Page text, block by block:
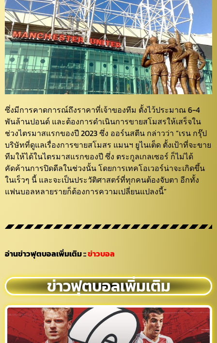
ซึ่งมีการคาดการณ์ถึงราคาที่เจ้าของทีม ตั้งไว้ประมาณ 6-4
พันล้านปอนด์ และต้องการดำเนินการขายสโมสรให้เสร็จใน
ช่วงไตรมาสแรกของปี 2023 ซึ่ง ออร์นสตีน กล่าวว่า “เรน กรุ๊ป
บริษัทที่ดูแลเรื่องการขายสโมสร แมนฯ ยูไนเต็ด ตั้งเป้าที่จะขาย
ทีมให้ได้ในไตรมาสแรกของปี ซึ่ง ตระกูลเกลเซอร์ ก็ไม่ได้
คัดค้านการปิดดีลในช่วงนั้น โดยการเทคโอเวอร์น่าจะเกิดขึ้น
ในเร็วๆ นี้ และจะเป็นประวัติศาสตร์ที่ทุกคนต้องจับตา อีกทั้ง
แฟนบอลหลายรายก็ต้องการความเปลี่ยนแปลงนี้”
อ่านข่าวฟุตบอลเพิ่มเติม::ข่าวบอล
ข่าวฟุตบอลเพิ่มเติม